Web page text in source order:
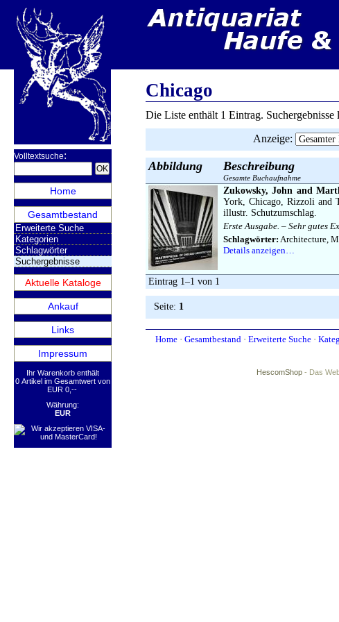
Volltextsuche:
Home
Gesamtbestand
Erweiterte Suche
Kategorien
Schlagwörter
Suchergebnisse
Aktuelle Kataloge
Ankauf
Links
Impressum
Ihr Warenkorb enthält
0 Artikel im Gesamtwert von
EUR 0,--
Währung:
EUR
Chicago
Die Liste enthält 1 Eintrag. Suchergebnisse
Anzeige:
Abbildung Beschreibung
Gesamte Buchaufnahme
Zukowsky, John and
York, Chicago, Rizzoli and
illustr. Schutzumschlag.
Erste Ausgabe. – Sehr gutes
Schlagwörter: Architecture,
Details anzeigen…
Eintrag 1–1 von 1
Seite: 1
Home · Gesamtbestand · Erweiterte Suche ·
HescomShop - Das